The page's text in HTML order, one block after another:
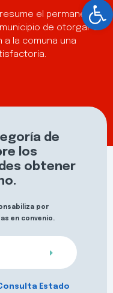
resume el permanente
de otorgar a
la comuna una
de
los
obtener
por
en convenio.
Estado